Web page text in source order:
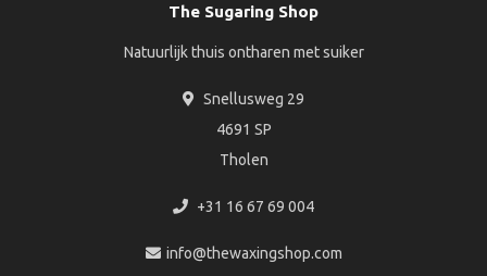
The Sugaring Shop
Natuurlijk thuis ontharen met suiker
Snellusweg 29
4691 SP
Tholen
+31 16 67 69 004
info@thewaxingshop.com